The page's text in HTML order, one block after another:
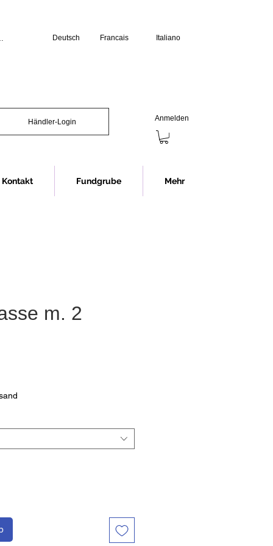
(Anmeldung erforderlich):
16.30 Uhr
wir jeweils eine Stunde
Deutsch Francais Italiano
Händler-Login Anmelden
Kontakt Fundgrube Mehr
m. 2